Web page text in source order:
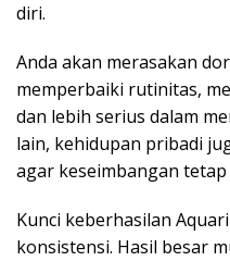
diri.
Anda akan merasakan
memperbaiki rutinitas,
dan lebih serius dalam
lain, kehidupan pribadi
agar keseimbangan
Kunci keberhasilan
konsistensi. Hasil besar